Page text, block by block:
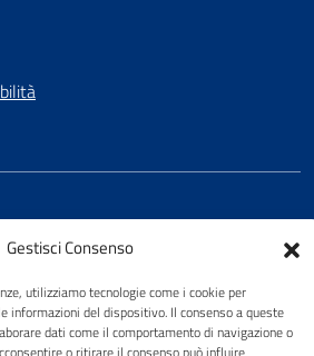
Gestisci Consenso
utilizziamo tecnologie come i cookie per
informazioni del dispositivo. Il consenso a queste
dati come il comportamento di navigazione o